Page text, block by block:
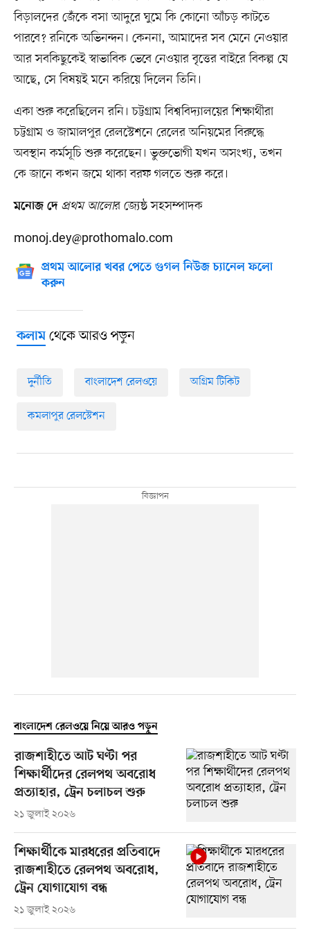
বিড়ালদের জেঁকে বসা আদুরে ঘুমে কি কোনো আঁচড় কাটতে
পারবে? রনিকে অভিনন্দন। কেননা, আমাদের সব মেনে নেওয়ার
আর সবকিছুকেই স্বাভাবিক ভেবে নেওয়ার বৃত্তের বাইরে বিকল্প যে
আছে, সে বিষয়ই মনে করিয়ে দিলেন তিনি।
একা শুরু করেছিলেন রনি। চট্টগ্রাম বিশ্ববিদ্যালয়ের শিক্ষার্থীরা
চট্টগ্রাম ও জামালপুর রেলস্টেশনে রেলের অনিয়মের বিরুদ্ধে
অবস্থান কর্মসূচি শুরু করেছেন। ভুক্তভোগী যখন অসংখ্য, তখন
কে জানে কখন জমে থাকা বরফ গলতে শুরু করে।
মনোজ দে প্রথম আলোর জ্যেষ্ঠ সহসম্পাদক
monoj.dey@prothomalo.com
প্রথম আলোর খবর পেতে গুগল নিউজ চ্যানেল ফলো
করুন
কলামথেকে আরও পড়ুন
দুর্নীতি বাংলাদেশ রেলওয়ে অগ্রিম টিকিট
কমলাপুর রেলস্টেশন
বাংলাদেশ রেলওয়ে নিয়ে আরও পড়ুন
রাজশাহীতে আট ঘণ্টা পর
শিক্ষার্থীদের রেলপথ অবরোধ
প্রত্যাহার, ট্রেন চলাচল শুরু
২১ জুলাই ২০২৬
শিক্ষার্থীকে মারধরের প্রতিবাদে
রাজশাহীতে রেলপথ অবরোধ,
ট্রেন যোগাযোগ বন্ধ
২১ জুলাই ২০২৬